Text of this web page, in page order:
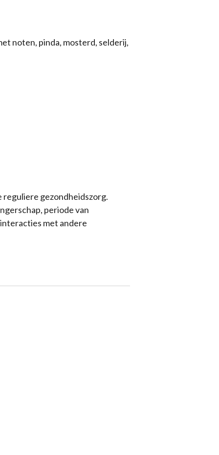
noten, pinda, mosterd, selderij,
reguliere gezondheidszorg.
periode van
met andere